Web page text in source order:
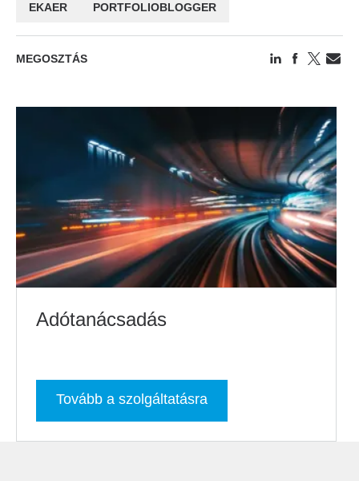
EKAER PORTFOLIOBLOGGER
MEGOSZTÁS
Adótanácsadás
Tovább a szolgáltatásra